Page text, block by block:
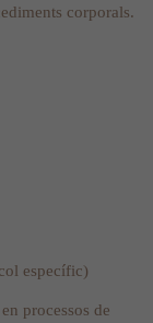
corporals.
específic)
processos de